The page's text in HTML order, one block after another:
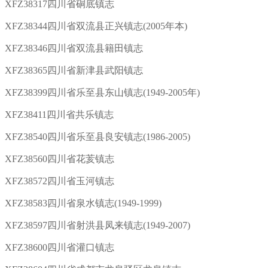
XFZ38317四川省硐底镇志
XFZ38344四川省双流县正兴镇志(2005年本)
XFZ38346四川省双流县籍田镇志
XFZ38365四川省新津县武阳镇志
XFZ38399四川省乐至县东山镇志(1949-2005年)
XFZ38411四川省共乐镇志
XFZ38540四川省乐至县良安镇志(1986-2005)
XFZ38560四川省花荄镇志
XFZ38572四川省玉河镇志
XFZ38583四川省泉水镇志(1949-1999)
XFZ38597四川省射洪县凤来镇志(1949-2007)
XFZ38600四川省灌口镇志